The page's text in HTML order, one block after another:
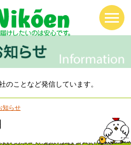
のことなど発信しています。
知らせ